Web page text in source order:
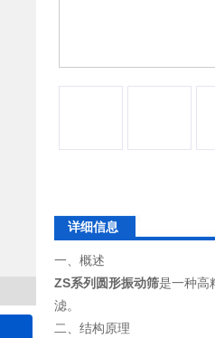
详细信息
一、概述
ZS系列圆形振动筛是一种高
滤。
二、结构原理